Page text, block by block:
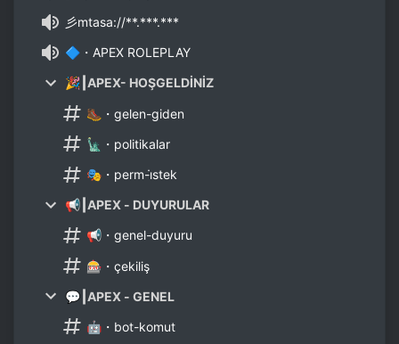
⼺mtasa://**.***.***
🔷・APEX ROLEPLAY
🎉┃APEX- HOŞGELDİNİZ
🥾・gelen-giden
🗽・politikalar
🎭・perm-i̇stek
📢┃APEX - DUYURULAR
📢・genel-duyuru
🎰・çekiliş
💬┃APEX - GENEL
🤖・bot-komut